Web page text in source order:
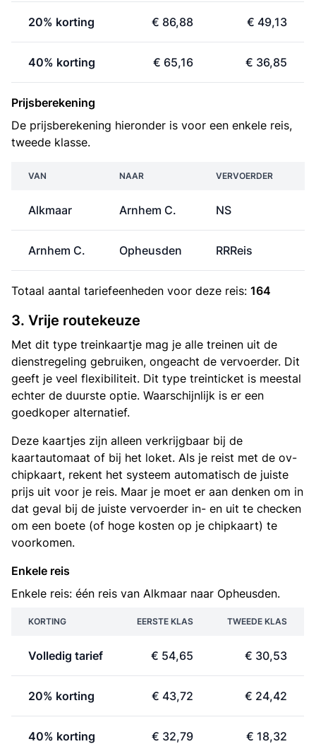
20% korting € 86,88 € 49,13
40% korting € 65,16 € 36,85
Prijsberekening
De prijsberekening hieronder is voor een enkele reis,
tweede klasse.
VAN NAAR VERVOERDER
Alkmaar Arnhem C. NS
Arnhem C. Opheusden RRReis
Totaal aantal tariefeenheden voor deze reis: 164
3. Vrije routekeuze
Met dit type treinkaartje mag je alle treinen uit de
dienstregeling gebruiken, ongeacht de vervoerder. Dit
geeft je veel flexibiliteit. Dit type treinticket is meestal
echter de duurste optie. Waarschijnlijk is er een
goedkoper alternatief.
Deze kaartjes zijn alleen verkrijgbaar bij de
kaartautomaat of bij het loket. Als je reist met de ov-
chipkaart, rekent het systeem automatisch de juiste
prijs uit voor je reis. Maar je moet er aan denken om in
dat geval bij de juiste vervoerder in- en uit te checken
om een boete (of hoge kosten op je chipkaart) te
voorkomen.
Enkele reis
Enkele reis: één reis van Alkmaar naar Opheusden.
KORTING EERSTE KLAS TWEEDE KLAS
Volledig tarief € 54,65 € 30,53
20% korting € 43,72 € 24,42
40% korting € 32,79 € 18,32